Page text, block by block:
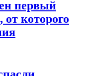
первый
которого